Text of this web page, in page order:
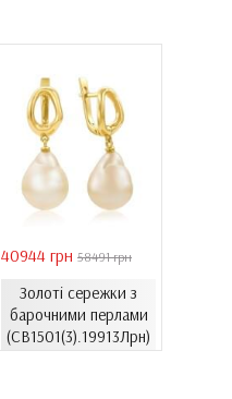
40944 грн 58491 грн
Золоті сережки з
барочними перлами
(СВ1501(3).19913Лрн)